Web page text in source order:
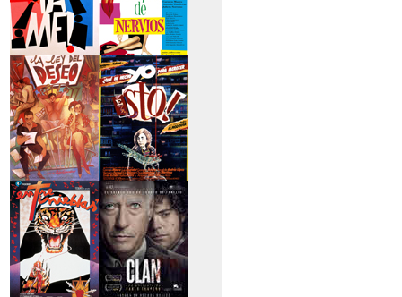
>Átame
>Mujeres al borde
de un...
>La ley del deseo
>Qué he hecho yo
para...